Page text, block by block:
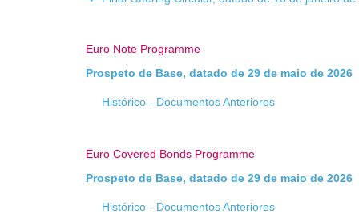
Euro Note Programme
Prospeto de Base, datado de 29 de maio de 2026
Histórico - Documentos Anteriores
Euro Covered Bonds Programme
Prospeto de Base, datado de 29 de maio de 2026
Histórico - Documentos Anteriores